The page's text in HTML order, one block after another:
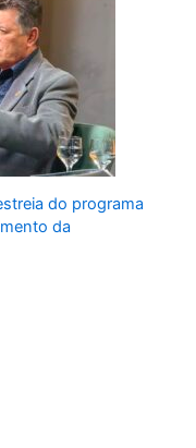
do programa
da